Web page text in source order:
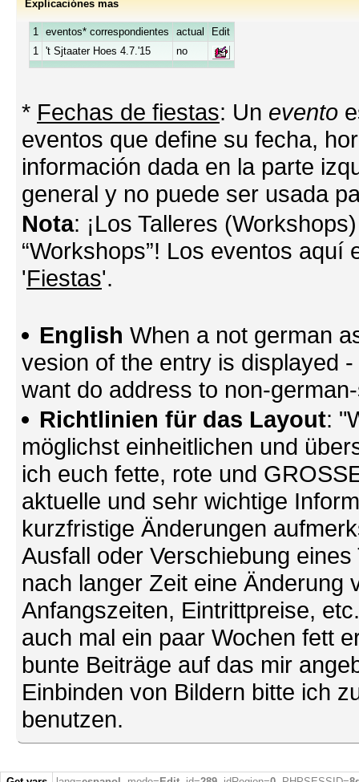
Explicaciónes mas
1 eventos* correspondientes actual
Edit
1 't Sjtaater Hoes 4.7.'15 no
* Fechas de fiestas: Un evento
eventos que define su fecha,
información dada en la parte
general y no puede ser usada
Nota: ¡Los Talleres
“Workshops”! Los eventos
'Fiestas'.
English When a not german
vesion of the entry is displayed
want do address to non-
Richtlinien für das Layout:
möglichst einheitlichen und
ich euch fette, rote und
aktuelle und sehr wichtige
kurzfristige Änderungen
Ausfall oder Verschiebung
nach langer Zeit eine Änderung
Anfangszeiten, Eintrittpreise,
auch mal ein paar Wochen fett
bunte Beiträge auf das mir
Einbinden von Bildern bitte ich
benutzen.